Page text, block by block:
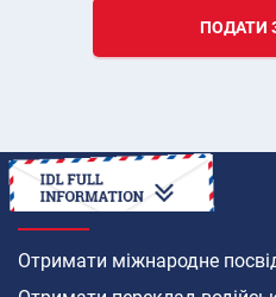
ПОДАТИ
ЯК
Отримати міжнародне